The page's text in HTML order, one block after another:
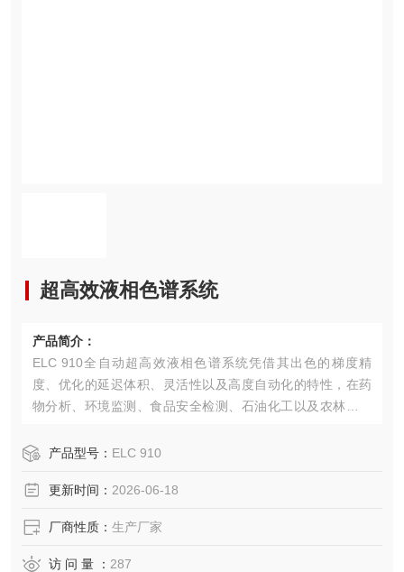
超高效液相色谱系统
产品简介：
ELC 910全自动超高效液相色谱系统凭借其出色的梯度精
度、优化的延迟体积、灵活性以及高度自动化的特性，在药
物分析、环境监测、食品安全检测、石油化工以及农林牧渔
种检测器，并能够无缝联用质谱等优良技术，进一步拓宽了
能够实现样品的全自动分析、报告生成、系统冲洗及关机操
产品型号： ELC 910
更新时间： 2026-06-18
厂商性质： 生产厂家
访 问 量 ： 287